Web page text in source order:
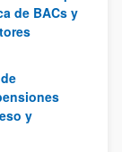
de BACs y
y